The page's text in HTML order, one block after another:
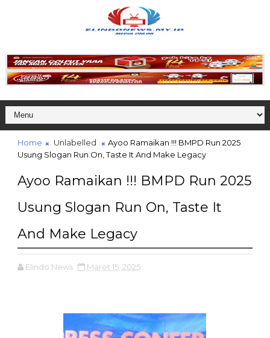
Home Unlabelled
Ayoo Ramaikan !!! BMPD Run 2025
Usung Slogan Run On, Taste It And Make Legacy
Ayoo Ramaikan !!! BMPD Run 2025
Usung Slogan Run On, Taste It
And Make Legacy
Elindo News Maret 15, 2025